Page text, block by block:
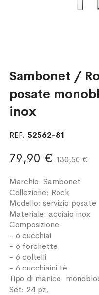
Sambonet /
posate
inox
REF. 52562-81
79,90 € 130,50 €
Marchio: Sambonet
Collezione: Rock
Modello: servizio posate
Materiale: acciaio inox
Composizione:
- 6 cucchiai
- 6 forchette
- 6 coltelli
- 6 cucchiaini tè
Tipo di manico:
Set: 24 pz.